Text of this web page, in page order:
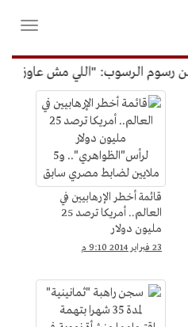
فتح
الرسوب: "اللي مش عاوز
قائمة أخطر الإرهابيين في
العالم.. أمريكا ترصد 25
مليون دولار
23 فبراير 2014 9:10 م